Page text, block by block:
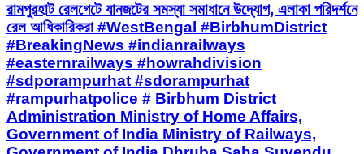
রামপুরহাট রেলগেটে যানজটের সমস্যা সমাধানে উদ্যোগ, এলাকা পরিদর্শনে
রেল আধিকারিকরা #WestBengal #BirbhumDistrict
#BreakingNews #indianrailways
#easternrailways #howrahdivision
#sdporampurhat #sdorampurhat
#rampurhatpolice # Birbhum District
Administration Ministry of Home Affairs,
Government of India Ministry of Railways,